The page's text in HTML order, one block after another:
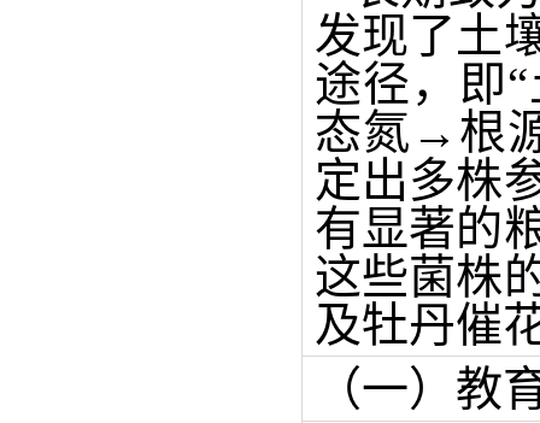
发现了土
途径，即“
态氮 → 根
定出多株
有显著的
这些菌株
及牡丹催
（一）教